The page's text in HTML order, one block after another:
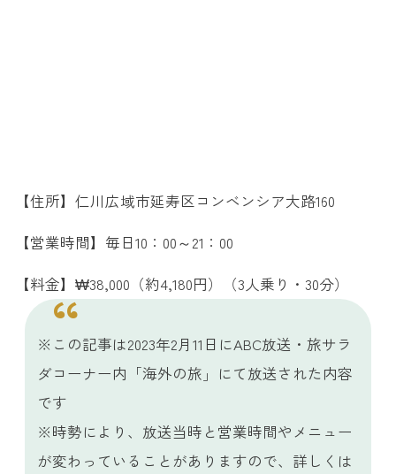
【住所】仁川広域市延寿区コンベンシア大路160
【営業時間】毎日10：00～21：00
【料金】₩38,000（約4,180円）（3人乗り・30分）
※この記事は2023年2月11日にABC放送・旅サラ
ダコーナー内「海外の旅」にて放送された内容
です
※時勢により、放送当時と営業時間やメニュー
が変わっていることがありますので、詳しくは